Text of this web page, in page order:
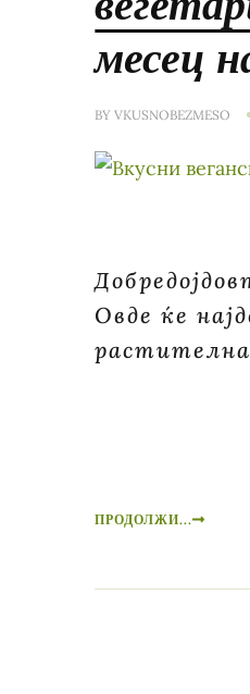
месец
BYVKUSNOBEZMESO
Овде ќе
ПРОДОЛЖИ...